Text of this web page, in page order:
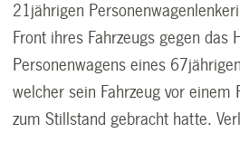
21jährigen
Front ihres Fahrzeugs gegen das
Personenwagens eines
welcher sein Fahrzeug vor einem
zum Stillstand gebracht hatte.